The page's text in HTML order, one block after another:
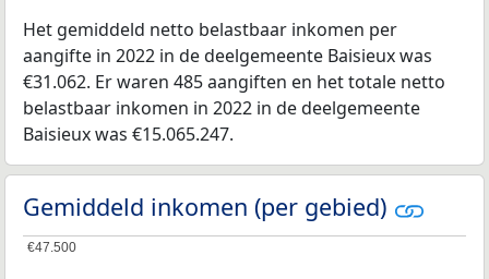
Het gemiddeld netto belastbaar inkomen per
aangifte in 2022 in de deelgemeente Baisieux was
€31.062. Er waren 485 aangiften en het totale netto
belastbaar inkomen in 2022 in de deelgemeente
Baisieux was €15.065.247.
Gemiddeld inkomen (per gebied)
€47.500
€47.500